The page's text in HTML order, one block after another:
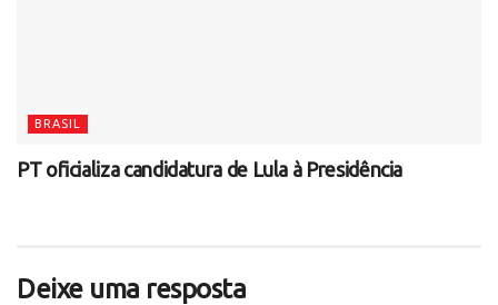
BRASIL
PT oficializa candidatura de Lula à Presidência
Deixe uma resposta